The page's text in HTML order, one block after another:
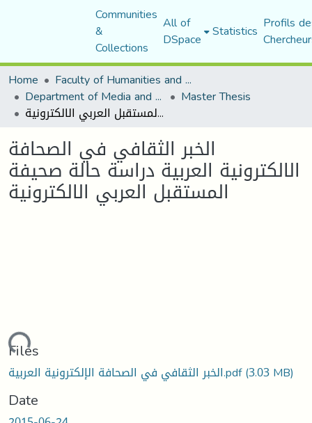
Communities
&
Collections
All of
DSpace Statistics Profils
Home
Faculty of Humanities and Social Sciences
Department of Media and Communication Studies Master Thesis
الخبر الثقافي في الصحافة الالكترونية العربية دراسة حالة صحيفة المستقبل العربي الالكترونية
الخبر الثقافي في الصحافة
الالكترونية العربية دراسة حالة صحيفة
المستقبل العربي الالكترونية
Loading...
Files
الخبر الثقافي في الصحافة الإلكترونية العربية.pdf(3.03 MB)
Date